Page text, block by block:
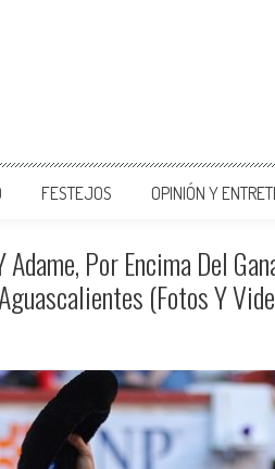
FESTEJOS OPINIÓN Y
Adame, Por Encima Del
(Fotos Y